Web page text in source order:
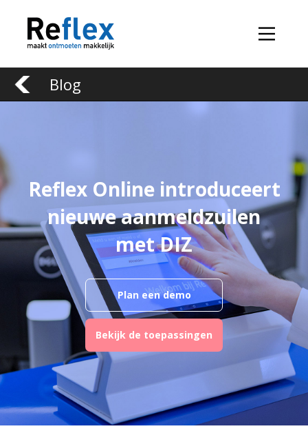
Blog
Reflex Online introduceert
nieuwe aanmeldzuilen
met DIZ
Plan een demo
Bekijk de toepassingen